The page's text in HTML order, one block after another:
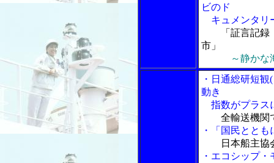
ビのド
キュメンタリ
「証言記
市」
～静かな
・日通総研短
動き
指数がプラス
全輸送機関
・「国民とと
日本船主
・エコシップ